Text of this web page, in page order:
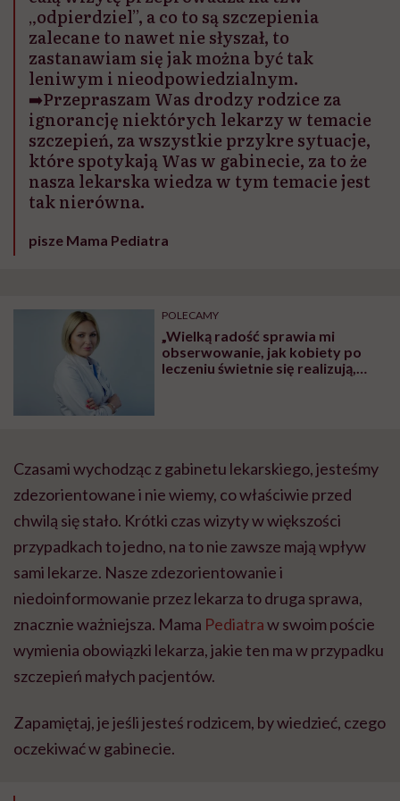
„odpierdziel”, a co to są szczepienia
zalecane to nawet nie słyszał, to
zastanawiam się jak można być tak
leniwym i nieodpowiedzialnym.
➡️Przepraszam Was drodzy rodzice za
ignorancję niektórych lekarzy w temacie
szczepień, za wszystkie przykre sytuacje,
które spotykają Was w gabinecie, za to że
nasza lekarska wiedza w tym temacie jest
tak nierówna.
pisze Mama Pediatra
POLECAMY
„Wielką radość sprawia mi
obserwowanie, jak kobiety po
leczeniu świetnie się realizują,
Czasami wychodząc z gabinetu lekarskiego, jesteśmy
zdezorientowane i nie wiemy, co właściwie przed
chwilą się stało. Krótki czas wizyty w większości
przypadkach to jedno, na to nie zawsze mają wpływ
sami lekarze. Nasze zdezorientowanie i
niedoinformowanie przez lekarza to druga sprawa,
znacznie ważniejsza. Mama Pediatraw swoim poście
wymienia obowiązki lekarza, jakie ten ma w przypadku
szczepień małych pacjentów.
Zapamiętaj, je jeśli jesteś rodzicem, by wiedzieć, czego
oczekiwać w gabinecie.